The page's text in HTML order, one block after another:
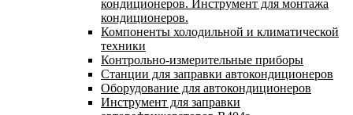
кондиционеров. Инструмент для монтажа
кондиционеров.
Компоненты холодильной и климатической
техники
Контрольно-измерительные приборы
Станции для заправки автокондиционеров
Оборудование для автокондиционеров
Инструмент для заправки